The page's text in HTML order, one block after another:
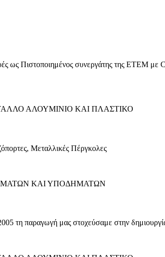
συνεργάτης της ETEM με
ΑΛΟΥΜΙΝΙΟ ΚΑΙ ΠΛΑΣΤΙΚΟ
Μεταλλικές Πέργκολες
ΚΑΙ ΥΠΟΔΗΜΑΤΩΝ
τη παραγωγή μας στοχεύσαμε στην